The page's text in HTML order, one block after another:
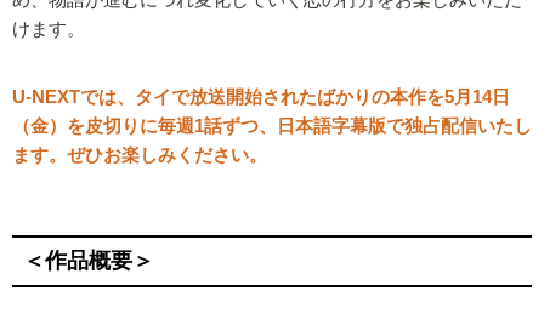
けます。
U-NEXTでは、タイで放送開始されたばかりの本作を5月14日
（金）を皮切りに毎週1話ずつ、日本語字幕版で独占配信いたし
ます。ぜひお楽しみください。
＜作品概要＞